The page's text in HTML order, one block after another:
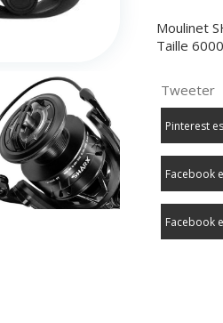
Moulinet
Taille 6000
Tweeter
Pinterest
Facebook
Facebook